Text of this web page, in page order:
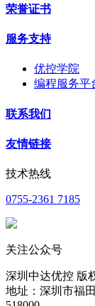
荣誉证书
服务支持
优控学院
编程服务平
联系我们
友情链接
技术热线
0755-2361 7185
关注公众号
深圳中达优控 版
地址：深圳市福